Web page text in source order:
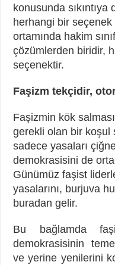
konusunda
herhangi bir
ortamında hakim
çözümlerden biridir,
seçenektir.
Faşizm tekçidir,
Faşizmin kök
gerekli olan bir koşul
sadece yasaları
demokrasisini de
Günümüz faşist
yasalarını, burjuva
buradan gelir.
Bu bağlamda
demokrasisinin
ve yerine yenilerini